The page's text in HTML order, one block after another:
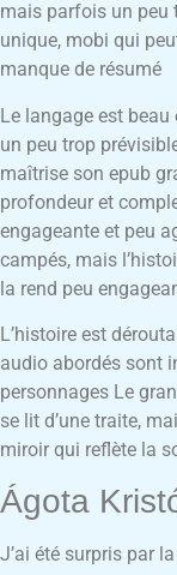
mais parfois un peu
unique, mobi qui
manque de résumé
Le langage est
un peu trop
maîtrise son epub
profondeur et
engageante et peu
campés, mais
la rend peu
L’histoire est
audio abordés sont
personnages Le
se lit d’une traite,
miroir qui reflète la
Ágota
J’ai été surpris par